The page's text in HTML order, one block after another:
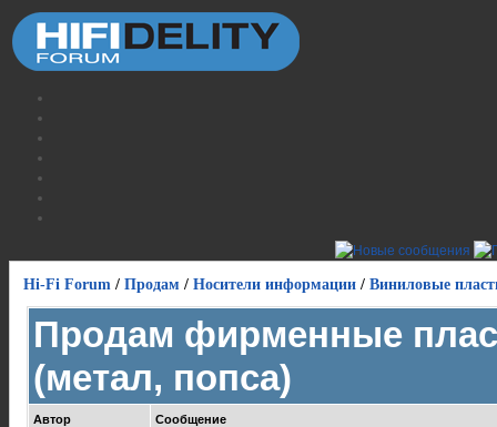
Hi-Fi Forum / Продам / Носители информации / Виниловые
Продам фирменные
(метал, попса)
Автор Сообщение